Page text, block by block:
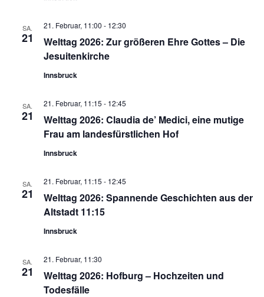
SA.
21
Welttag 2026: Zur größeren Ehre Gottes – Die
Jesuitenkirche
21. Februar, 11:00 - 12:30
Innsbruck
SA.
21
Welttag 2026: Claudia de’ Medici, eine mutige
Frau am landesfürstlichen Hof
21. Februar, 11:15 - 12:45
Innsbruck
SA.
21
Welttag 2026: Spannende Geschichten aus der
Altstadt 11:15
21. Februar, 11:15 - 12:45
Innsbruck
SA.
21
Welttag 2026: Hofburg – Hochzeiten und
Todesfälle
21. Februar, 11:30